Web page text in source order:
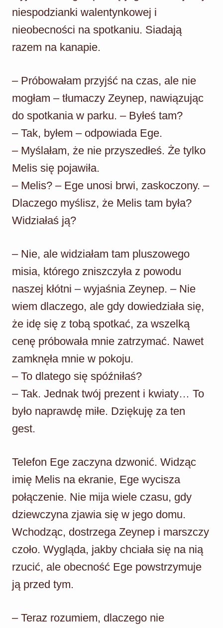
niespodzianki walentynkowej i
nieobecności na spotkaniu. Siadają
razem na kanapie.
– Próbowałam przyjść na czas, ale nie
mogłam – tłumaczy Zeynep, nawiązując
do spotkania w parku. – Byłeś tam?
– Tak, byłem – odpowiada Ege.
– Myślałam, że nie przyszedłeś. Że tylko
Melis się pojawiła.
– Melis? – Ege unosi brwi, zaskoczony. –
Dlaczego myślisz, że Melis tam była?
Widziałaś ją?
– Nie, ale widziałam tam pluszowego
misia, którego zniszczyła z powodu
naszej kłótni – wyjaśnia Zeynep. – Nie
wiem dlaczego, ale gdy dowiedziała się,
że idę się z tobą spotkać, za wszelką
cenę próbowała mnie zatrzymać. Nawet
zamknęła mnie w pokoju.
– To dlatego się spóźniłaś?
– Tak. Jednak twój prezent i kwiaty… To
było naprawdę miłe. Dziękuję za ten
gest.
Telefon Ege zaczyna dzwonić. Widząc
imię Melis na ekranie, Ege wycisza
połączenie. Nie mija wiele czasu, gdy
dziewczyna zjawia się w jego domu.
Wchodząc, dostrzega Zeynep i marszczy
czoło. Wygląda, jakby chciała się na nią
rzucić, ale obecność Ege powstrzymuje
ją przed tym.
– Teraz rozumiem, dlaczego nie